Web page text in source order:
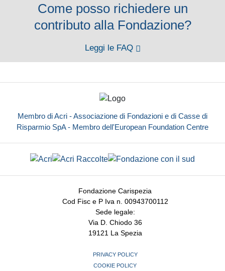
Come posso richiedere un
contributo alla Fondazione?
Leggi le FAQ
Membro di Acri - Associazione di Fondazioni e di Casse di
Risparmio SpA - Membro dell'European Foundation Centre
Fondazione Carispezia
Cod Fisc e P Iva n. 00943700112
Sede legale:
Via D. Chiodo 36
19121 La Spezia
PRIVACY POLICY
COOKIE POLICY